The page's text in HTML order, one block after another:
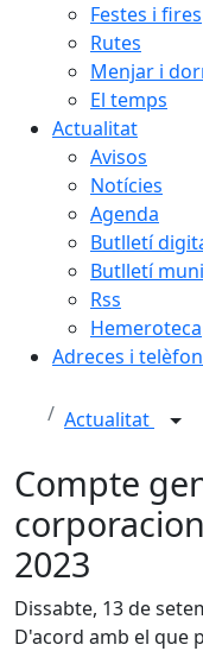
Festes i fires
Rutes
Menjar i
El temps
Actualitat
Avisos
Notícies
Agenda
Butlletí
Butlletí
Rss
Hemeroteca
Adreces i
Actualitat
Compte
2023
Dissabte, 13 de
D'acord amb el que